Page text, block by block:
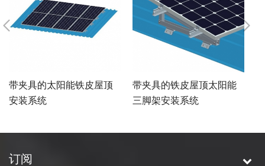
带夹具的太阳能铁皮屋顶
安装系统
带夹具的铁皮屋顶太阳能
三脚架安装系统
订阅